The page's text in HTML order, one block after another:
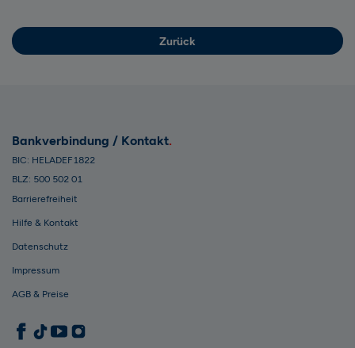
Zurück
Bankverbindung / Kontakt
BIC: HELADEF1822
BLZ: 500 502 01
Barrierefreiheit
Hilfe & Kontakt
Datenschutz
Impressum
AGB & Preise
1822direkt auf Facebook
1822direkt auf TikTok
1822direkt auf YouTube
1822direkt auf Instagram